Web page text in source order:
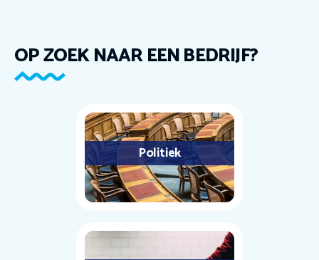
OP ZOEK NAAR EEN BEDRIJF?
Politiek